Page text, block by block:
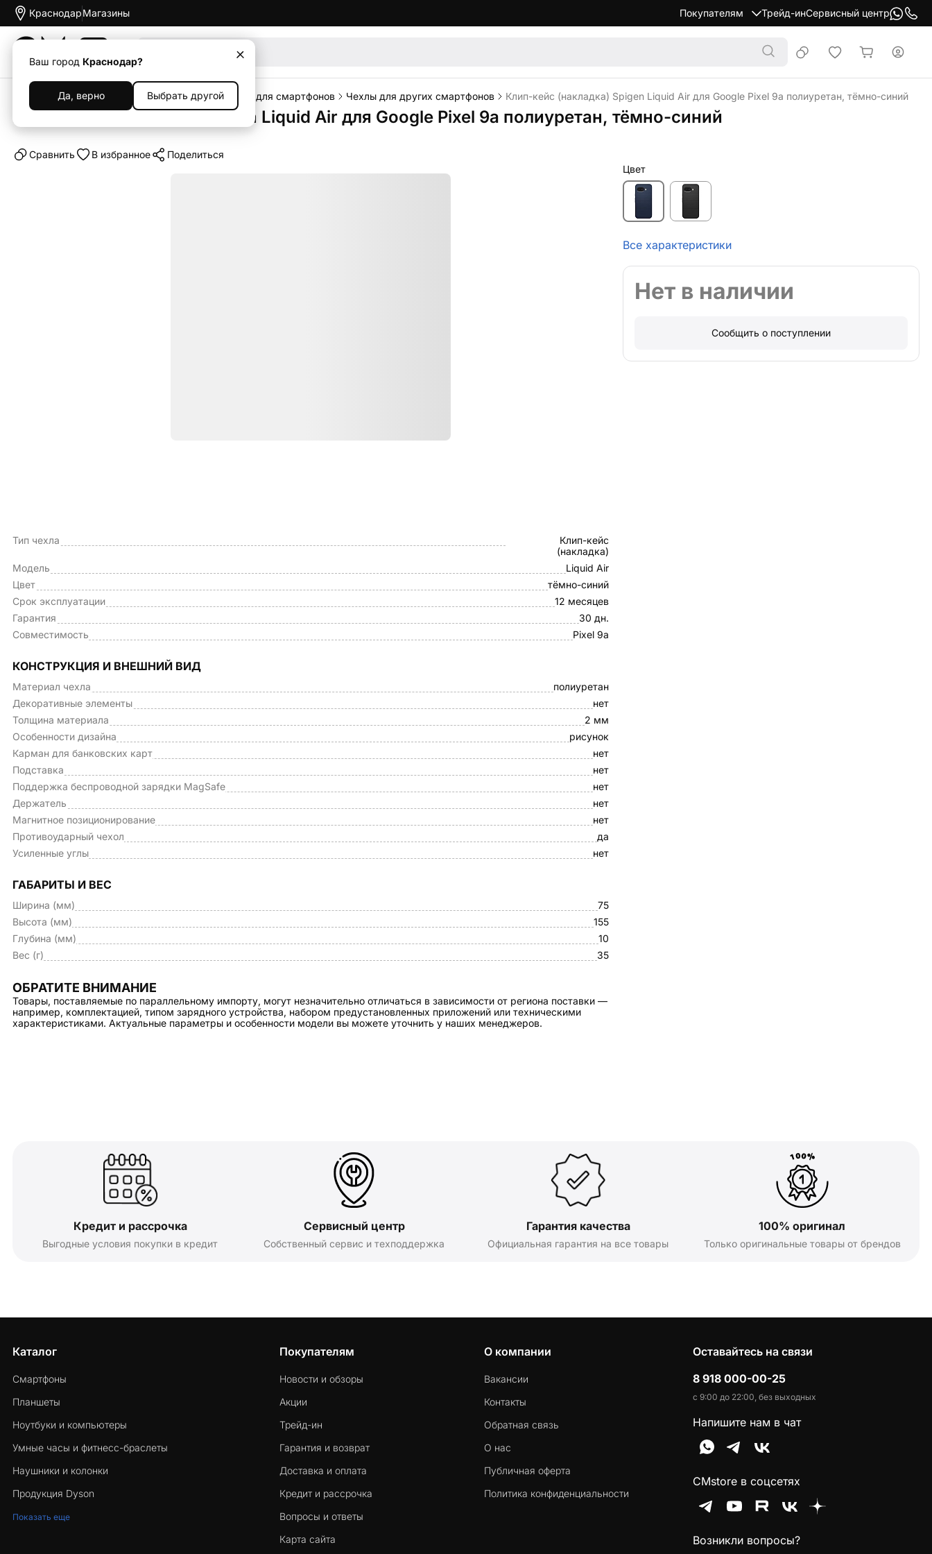
Краснодар
Ваш город Краснодар?
Да, верно Выбрать другой
Магазины Покупателям Трейд-инСервисный центр
Каталог Аксессуары Чехлы Чехлы для смартфонов Чехлы для других смартфонов Клип-кейс (накладка) Spigen Liquid Air для Google Pixel 9a полиуретан, тёмно-синий
Клип-кейс (накладка) Spigen Liquid Air для Google Pixel 9a полиуретан, тёмно-синий
Cравнить В избранное Поделиться
Тип чехла
Клип-кейс
(накладка)
Модель
Liquid Air
Цвет
тёмно-синий
Срок эксплуатации
12 месяцев
Гарантия
30 дн.
Совместимость
Pixel 9a
КОНСТРУКЦИЯ И ВНЕШНИЙ ВИД
Материал чехла
полиуретан
Декоративные элементы
нет
Толщина материала
2 мм
Особенности дизайна
рисунок
Карман для банковских карт
нет
Подставка
нет
Поддержка беспроводной зарядки MagSafe
нет
Держатель
нет
Магнитное позиционирование
нет
Противоударный чехол
да
Усиленные углы
нет
ГАБАРИТЫ И ВЕС
Ширина (мм)
75
Высота (мм)
155
Глубина (мм)
10
Вес (г)
35
ОБРАТИТЕ ВНИМАНИЕ
Товары, поставляемые по параллельному импорту, могут незначительно отличаться в зависимости от региона поставки —
например, комплектацией, типом зарядного устройства, набором предустановленных приложений или техническими
характеристиками. Актуальные параметры и особенности модели вы можете уточнить у наших менеджеров.
Цвет
Все характеристики
Нет в наличии
Сообщить о поступлении
Кредит и рассрочка
Выгодные условия покупки в кредит
Сервисный центр
Собственный сервис и техподдержка
Гарантия качества
Официальная гарантия на все товары
100% оригинал
Только оригинальные товары от брендов
Каталог
Смартфоны
Планшеты
Ноутбуки и компьютеры
Умные часы и фитнесс-браслеты
Наушники и колонки
Продукция Dyson
Показать еще
Покупателям
Новости и обзоры
Акции
Трейд-ин
Гарантия и возврат
Доставка и оплата
Кредит и рассрочка
Вопросы и ответы
Карта сайта
О компании
Вакансии
Контакты
Обратная связь
О нас
Публичная оферта
Политика конфиденциальности
Оставайтесь на связи
8 918 000-00-25
с 9:00 до 22:00, без выходных
Напишите нам в чат
CMstore в соцсетях
Возникли вопросы?